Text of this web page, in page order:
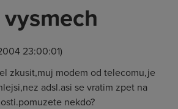
23:00:01)
zkusit,muj modem od telecomu,je
adsl.asi se vratim zpet na
nekdo?